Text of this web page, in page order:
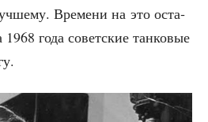
Вре­ме­ни на это оста­
года совет­ские тан­ко­вые